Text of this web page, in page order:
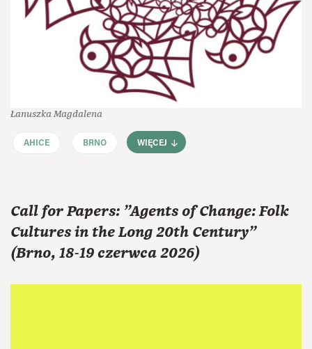
Łanuszka Magdalena
AHICE BRNO WIĘCEJ
Call for Papers: "Agents of Change: Folk
Cultures in the Long 20th Century"
(Brno, 18-19 czerwca 2026)